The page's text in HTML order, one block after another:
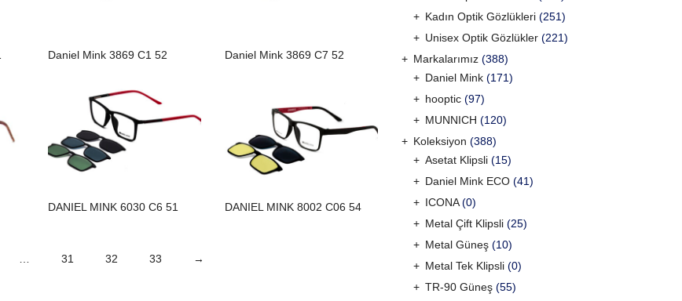
Daniel Mink 3869 C1 52 Daniel Mink 3869 C7 52
DANIEL MINK 6030 C6 51 DANIEL MINK 8002 C06 54
31 32 33 →
Kadın Optik Gözlükleri (251)
Unisex Optik Gözlükler (221)
Markalarımız (388)
Daniel Mink (171)
hooptic (97)
MUNNICH (120)
Koleksiyon (388)
Asetat Klipsli (15)
Daniel Mink ECO (41)
ICONA (0)
Metal Çift Klipsli (25)
Metal Güneş (10)
Metal Tek Klipsli (0)
TR-90 Güneş (55)